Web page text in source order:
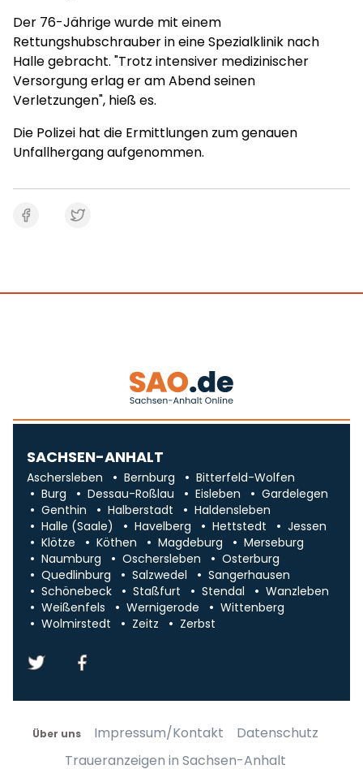
Der 76-Jährige wurde mit einem
Rettungshubschrauber in eine Spezialklinik nach
Halle gebracht. "Trotz intensiver medizinischer
Versorgung erlag er am Abend seinen
Verletzungen", hieß es.
Die Polizei hat die Ermittlungen zum genauen
Unfallhergang aufgenommen.
SACHSEN-ANHALT
Aschersleben Bernburg
Bitterfeld-Wolfen
Burg
Dessau-Roßlau Eisleben
Gardelegen
Genthin
Halberstadt
Haldensleben
Halle (Saale)
Havelberg Hettstedt
Jessen
Klötze
Köthen Magdeburg
Merseburg
Naumburg
Oschersleben
Osterburg
Quedlinburg
Salzwedel
Sangerhausen
Schönebeck
Staßfurt Stendal
Wanzleben
Weißenfels
Wernigerode
Wittenberg
Wolmirstedt
Zeitz Zerbst
Über uns Impressum/Kontakt
Datenschutz
Traueranzeigen in Sachsen-Anhalt